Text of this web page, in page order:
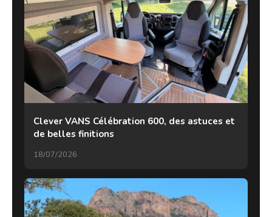
Clever VANS Célébration 600, des astuces et
de belles finitions
18/07/2026